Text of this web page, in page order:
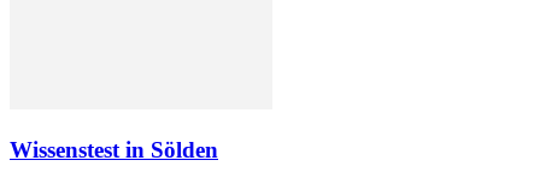
Wissenstest in Sölden